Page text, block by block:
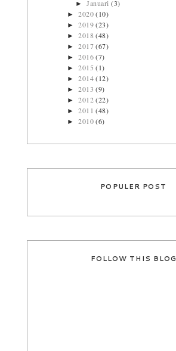
►Januari(3)
►2020(10)
►2019(23)
►2018(48)
►2017(67)
►2016(7)
►2015(1)
►2014(12)
►2013(9)
►2012(22)
►2011(48)
►2010(6)
POPULER POST
FOLLOW THIS BLOG